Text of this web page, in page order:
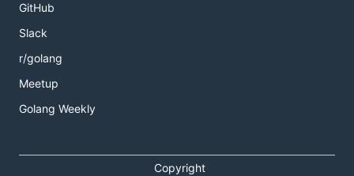
GitHub
Slack
r/golang
Meetup
Golang Weekly
Copyright